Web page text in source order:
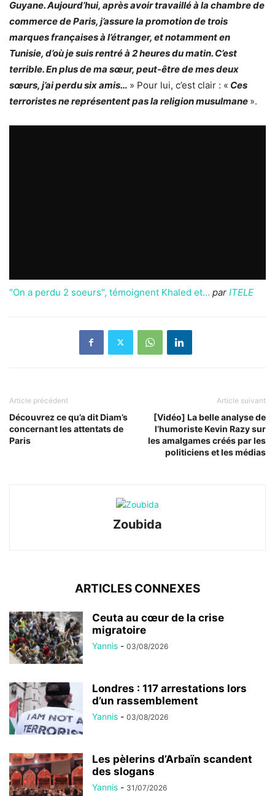
Guyane. Aujourd’hui, après avoir travaillé à la chambre de
commerce de Paris, j’assure la promotion de trois
marques françaises à l’étranger, et notamment en
Tunisie, d’où je suis rentré à 2 heures du matin. C’est
terrible. En plus de ma sœur, peut-être de mes deux
sœurs, j’ai perdu six amis… » Pour lui, c’est clair : « Ces
terroristes ne représentent pas la religion musulmane ».
"On a perdu 2 soeurs", témoignent Khaled et… par ITELE
Article précédent
Découvrez ce qu’a dit Diam’s
concernant les attentats de
Paris
Article suivant
[Vidéo] La belle analyse de
l’humoriste Kevin Razy sur
les amalgames créés par les
politiciens et les médias
Zoubida
ARTICLES CONNEXES
Ceuta au cœur de la crise
migratoire
Yannis - 03/08/2026
Londres : 117 arrestations lors
d’un rassemblement
Yannis - 03/08/2026
Les pèlerins d’Arbaïn scandent
des slogans
Yannis - 31/07/2026